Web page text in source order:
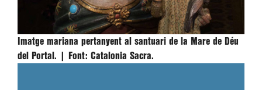
Imatge mariana pertanyent al santuari de la Mare de Déu
del Portal. |
Font: Catalonia Sacra.